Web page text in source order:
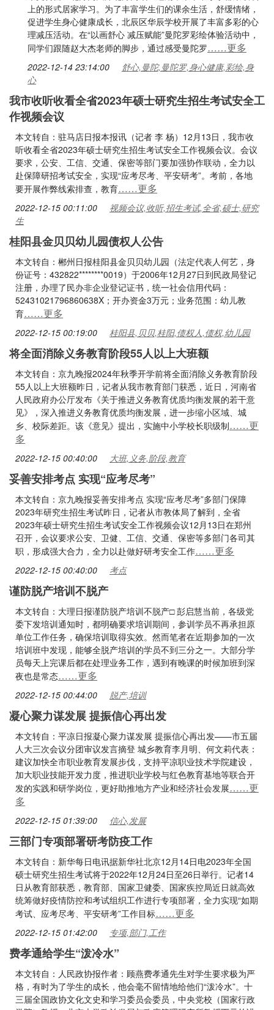
上的形式居家学习。为了丰富学生们的课余生活，舒缓情绪，
促进学生身心健康成长，北辰区华辰学校开展了丰富多彩的心
理减压活动。在“以画舒心 减压赋能”曼陀罗彩绘体验活动中，
同学们跟随赵大杰老师的脚步，通过感受曼陀罗……更多
2022-12-14 23:14:00
舒心,曼陀,曼陀罗,身心健康,彩绘,身
心
我市收听收看全省2023年硕士研究生招生考试安全工
作视频会议
本文转自：驻马店日报本报讯（记者 李 杨）12月13日，我市收
听收看全省2023年硕士研究生招生考试安全工作视频会议。会议
要求，公安、工信、交通、保密等部门要加强协作联动，全力以
赴保障研招考试安全，实现“应考尽考、平安研考”。考前，各地
要开展作弊线索排查，教育……更多
2022-12-15 00:11:00
视频会议,收听,招生考试,全省,硕士,研究
生
桂阳县金贝贝幼儿园债权人公告
本文转自：郴州日报桂阳县金贝贝幼儿园（法定代表人何艺，身
份证号：432822********0019）于2006年12月27日到民政局登记
注册，办理了民办非企业登记证书，统一社会信用代码：
52431021796860638X；开办资金3万元；业务范围：幼儿教
育……更多
2022-12-15 00:19:00 桂阳县,贝贝,桂阳,债权人,债权,幼儿园
将全面消除义务教育阶段55人以上大班额
本文转自：京九晚报2024年秋季开学前将全面消除义务教育阶段
55人以上大班额昨日，记者从我市教育部门获悉，近日，河南省
人民政府办公厅发布《关于推进义务教育优质均衡发展的若干意
见》，深入推进义务教育优质均衡发展，进一步缩小区域、城
乡、校际差距。该《意见》提出，实施中小学校长职级制……更
多
2022-12-15 00:40:00 大班,义务,阶段,教育
妥善安排考点 实现“应考尽考”
本文转自：京九晚报妥善安排考点 实现“应考尽考”多部门保障
2023年研究生招生考试昨日，记者从市教体局了解到，全省
2023年硕士研究生招生考试安全工作视频会议12月13日在郑州
召开，会议要求公安、卫健、工信、交通、保密等多部门各司其
职，形成强大合力，全力以赴做好研考安全工作……更多
2022-12-15 00:40:00 考点
谨防脱产培训不脱产
本文转自：大理日报谨防脱产培训不脱产□ 彭启慧当前，各级党
委下发培训通知时，都明确要求培训期间，参训学员不再承担原
单位工作任务，确保培训取得实效。然而笔者在近期参加的一次
培训班中发现，能够全脱产培训的学员不到三分之一。大部分学
员每天上完课后都在处理业务工作，遇到有晚课的时候加班到深
夜也是常态……更多
2022-12-15 00:44:00 脱产,培训
凝心聚力谋发展 提振信心再出发
本文转自：平凉日报凝心聚力谋发展 提振信心再出发——市五届
人大三次会议分团审议发言摘登 城乡教育李月明、何文莉代表：
建议加快全市职业教育发展步伐，支持平凉职业技术学院建设，
加大职业技能开发力度，推进职业学校与红色教育基地等联合开
发的实践和研学岗位，更好助推地方产业和经济社会发展……更
多
2022-12-15 01:39:00 信心,发展
三部门专项部署研考防疫工作
本文转自：新华每日电讯据新华社北京12月14日电2023年全国
硕士研究生招生考试将于2022年12月24日至26日举行。记者14
日从教育部获悉，教育部、国家卫健委、国家疾控局近日就高效
统筹做好疫情防控和考试组织工作进行专项部署，全力实现“如期
考试、应考尽考、平安研考”工作目标……更多
2022-12-15 01:42:00 专项,部门,工作
费孝通给学生“泼冷水”
本文转自：人民政协报作者：顾燕费孝通先生对学生要求极为严
格，有时为了学生的成长，他会毫不留情地给他们“泼冷水”。十
三届全国政协文化文史和学习委员会委员，中央党校（国家行政